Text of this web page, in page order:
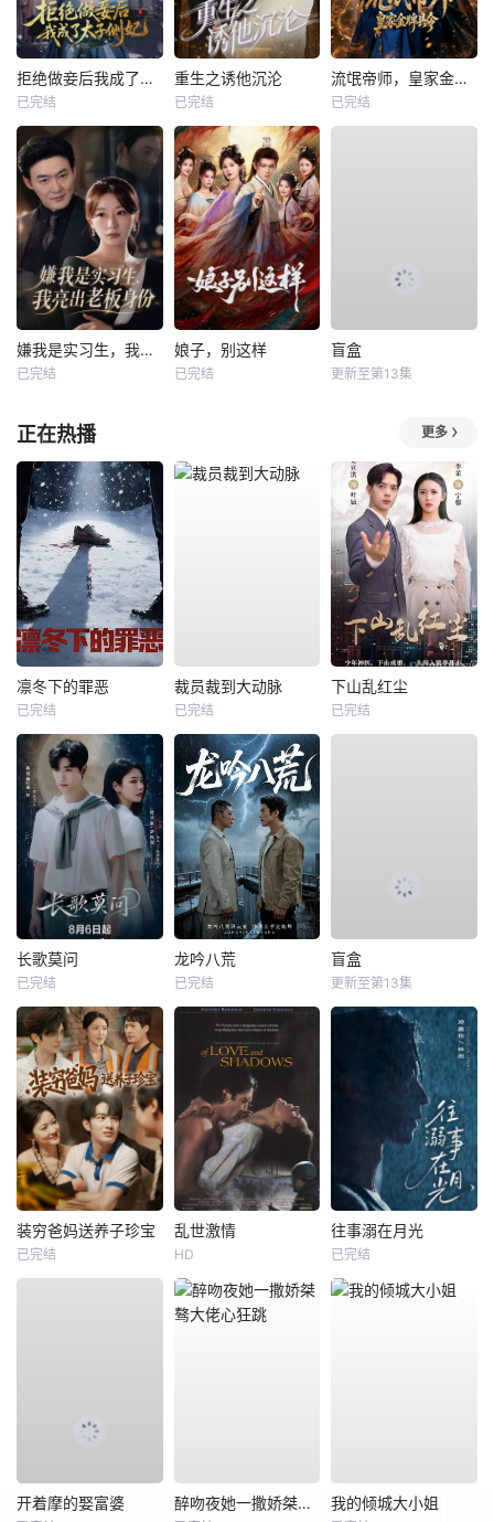
拒绝做妾后我成了太子侧妃
已完结
重生之诱他沉沦
已完结
流氓帝师，皇家金牌县令
已完结
嫌我是实习生，我亮出老板身份
已完结
娘子，别这样
已完结
盲盒
更新至第13集
正在热播 更多
凛冬下的罪恶
已完结
裁员裁到大动脉
已完结
下山乱红尘
已完结
长歌莫问
已完结
龙吟八荒
已完结
盲盒
更新至第13集
装穷爸妈送养子珍宝
已完结
乱世激情
HD
往事溺在月光
已完结
开着摩的娶富婆 醉吻夜她一撒娇桀骜大佬心狂跳 我的倾城大小姐